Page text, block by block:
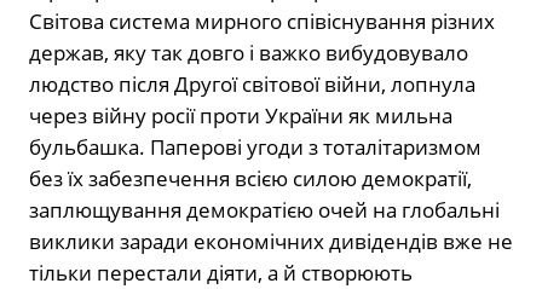
Світова система мирного співіснування різних
держав, яку так довго і важко вибудовувало
людство після Другої світової війни, лопнула
через війну росії проти України як мильна
бульбашка. Паперові угоди з тоталітаризмом
без їх забезпечення всією силою демократії,
заплющування демократією очей на глобальні
виклики заради економічних дивідендів вже не
тільки перестали діяти, а й створюють